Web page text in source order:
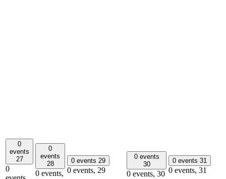
0
events
27
0
0
events
28
0 events,
0 events 29
0 events, 29
0 events
30
0 events, 30
0 events 31
0 events, 31